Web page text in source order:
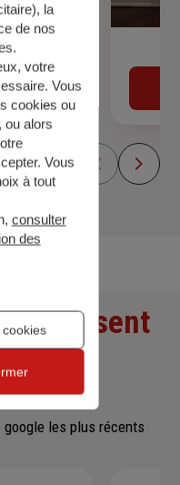
offres
pensent
les plus récents
), la
de nos
votre
Vous
cookies ou
ou alors
Vous
à tout
consulter
des